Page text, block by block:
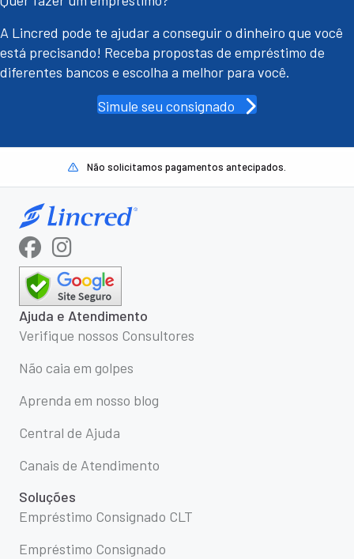
A Lincred pode te ajudar a conseguir o dinheiro que você
está precisando! Receba propostas de empréstimo de
diferentes bancos e escolha a melhor para você.
Simule seu consignado
Não solicitamos pagamentos antecipados.
Ajuda e Atendimento
Verifique nossos Consultores
Não caia em golpes
Aprenda em nosso blog
Central de Ajuda
Canais de Atendimento
Soluções
Empréstimo Consignado CLT
Empréstimo Consignado